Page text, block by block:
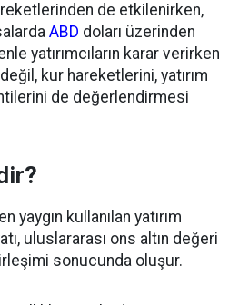
de etkilenirken,
ABD doları üzerinden
yatırımcıların karar verirken
değil, kur hareketlerini, yatırım
de değerlendirmesi
yaygın kullanılan yatırım
uluslararası ons altın değeri
sonucunda oluşur.